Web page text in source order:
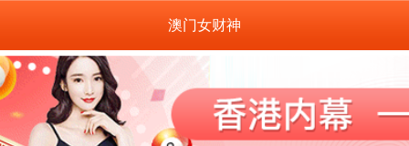
澳门女财神